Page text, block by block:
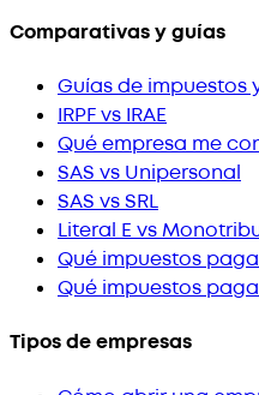
Comparativas y guías
Guías de impuestos
IRPF vs IRAE
Qué empresa me
SAS vs Unipersonal
SAS vs SRL
Literal E vs
Qué impuestos
Qué impuestos
Tipos de empresas